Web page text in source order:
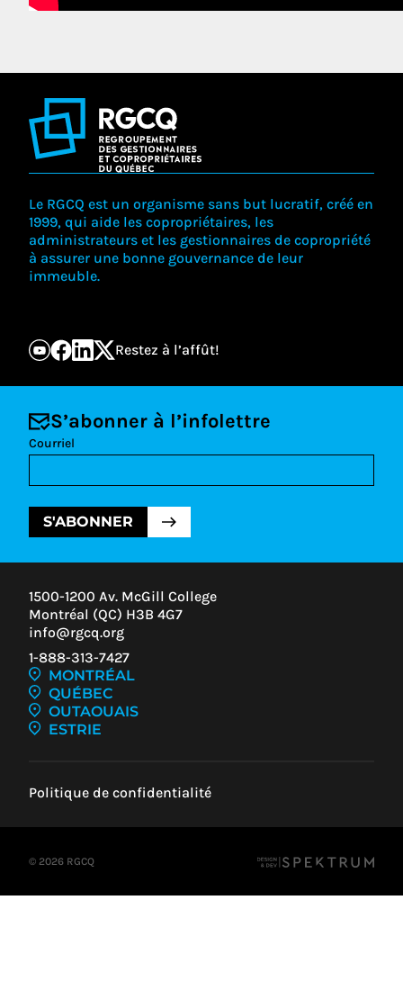
Le RGCQ est un organisme sans but lucratif, créé en
1999, qui aide les copropriétaires, les
administrateurs et les gestionnaires de copropriété
à assurer une bonne gouvernance de leur
immeuble.
Restez à l’affût!
S’abonner à l’infolettre
Courriel
S'ABONNER
1500-1200 Av. McGill College
Montréal (QC) H3B 4G7
info@rgcq.org
1-888-313-7427
MONTRÉAL
QUÉBEC
OUTAOUAIS
ESTRIE
Politique de confidentialité
© 2026 RGCQ